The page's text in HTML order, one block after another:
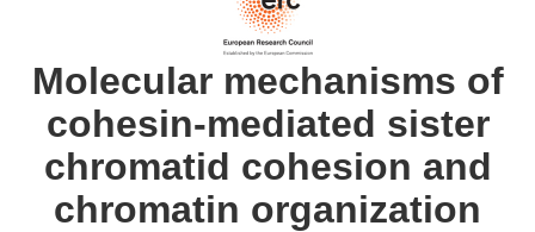
Molecular mechanisms of
cohesin-mediated sister
chromatid cohesion and
chromatin organization